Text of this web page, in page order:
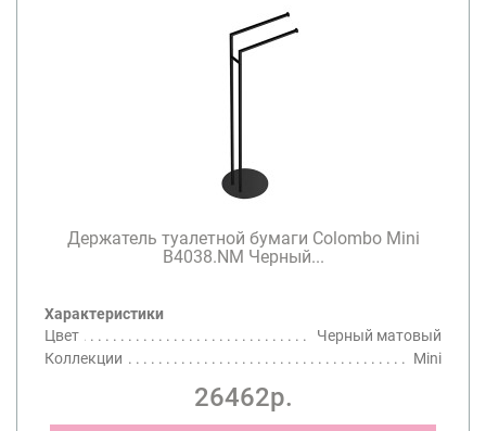
Держатель туалетной бумаги Colombo Mini
B4038.NM Черный...
Характеристики
Цвет
Черный матовый
Коллекции
Mini
26462р.